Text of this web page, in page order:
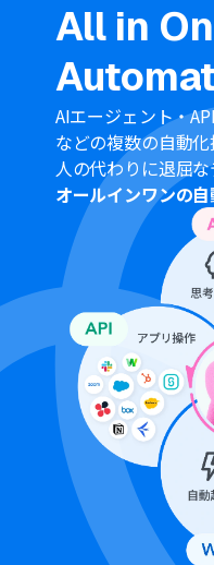
Microsoft365（旧
般法人向けプラン（
一般法人向けプラン
敗する可能性があり
All in
AIエージェント・
などの複数の自動化
人の代わりに退屈
オールインワンの